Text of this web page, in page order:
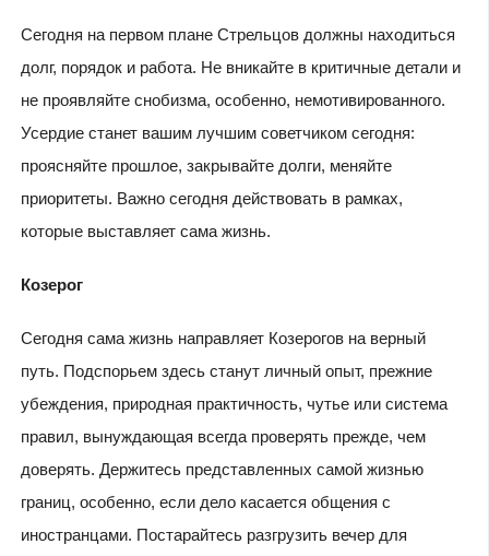
Сегодня на первом плане Стрельцов должны находиться
долг, порядок и работа. Не вникайте в критичные детали и
не проявляйте снобизма, особенно, немотивированного.
Усердие станет вашим лучшим советчиком сегодня:
проясняйте прошлое, закрывайте долги, меняйте
приоритеты. Важно сегодня действовать в рамках,
которые выставляет сама жизнь.
Козерог
Сегодня сама жизнь направляет Козерогов на верный
путь. Подспорьем здесь станут личный опыт, прежние
убеждения, природная практичность, чутье или система
правил, вынуждающая всегда проверять прежде, чем
доверять. Держитесь представленных самой жизнью
границ, особенно, если дело касается общения с
иностранцами. Постарайтесь разгрузить вечер для